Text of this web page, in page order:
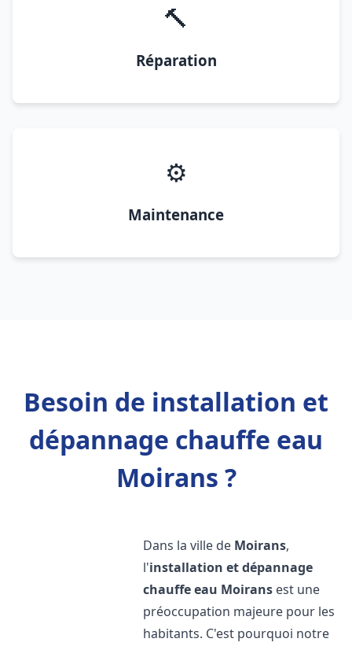
🔨
Réparation
⚙️
Maintenance
Besoin de installation et
dépannage chauffe eau
Moirans ?
Dans la ville de Moirans,
l'installation et dépannage
chauffe eau Moirans est une
préoccupation majeure pour les
habitants. C'est pourquoi notre